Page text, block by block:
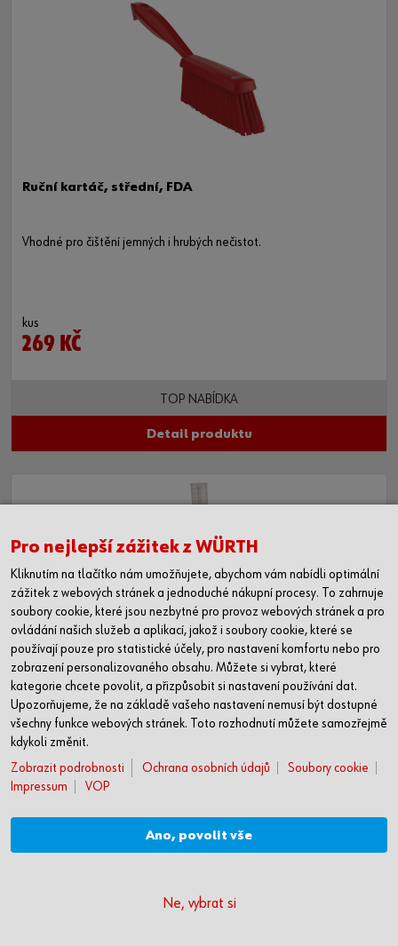
Ruční kartáč, střední, FDA
Vhodné pro čištění jemných i hrubých nečistot.
kus
269 KČ
TOP NABÍDKA
Detail produktu
Odměrka Top Dos
Snadné odměřování díky dávkovacímu uzávěru.
kus
TOP NABÍDKA
Pro nejlepší zážitek z WÜRTH
Kliknutím na tlačítko nám umožňujete, abychom vám nabídli optimální
zážitek z webových stránek a jednoduché nákupní procesy. To zahrnuje
soubory cookie, které jsou nezbytné pro provoz webových stránek a pro
ovládání našich služeb a aplikací, jakož i soubory cookie, které se
používají pouze pro statistické účely, pro nastavení komfortu nebo pro
zobrazení personalizovaného obsahu. Můžete si vybrat, které
kategorie chcete povolit, a přizpůsobit si nastavení používání dat.
Upozorňujeme, že na základě vašeho nastavení nemusí být dostupné
všechny funkce webových stránek. Toto rozhodnutí můžete samozřejmě
kdykoli změnit.
Zobrazit podrobnosti
Ochrana osobních údajů
Soubory cookie
Impressum
VOP
Ano, povolit vše
Ne, vybrat si